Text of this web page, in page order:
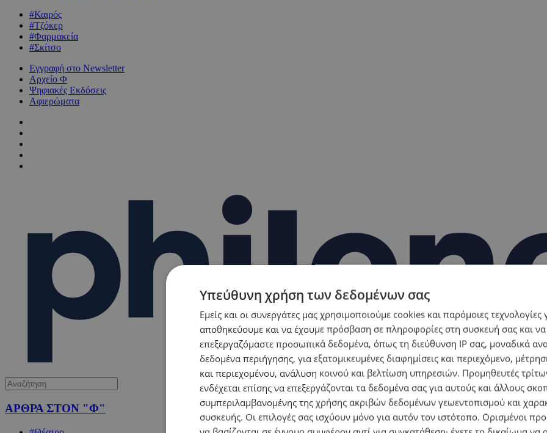
#Καιρός
#Τζόκερ
#Φαρμακεία
#Σκίτσο
Εγγραφή στο Newsletter
Αρχείο Φ
Ψηφιακές Εκδόσεις
Αφιερώματα
ΑΡΘΡΑ ΣΤΟΝ "Φ"
Υπεύθυνη χρήση των δεδομένων σας
Εμείς και οι συνεργάτες μας χρησιμοποιούμε cookies και παρόμοιες τεχνολογίες
αποθηκεύουμε και να έχουμε πρόσβαση σε πληροφορίες στη συσκευή σας και να
επεξεργαζόμαστε προσωπικά δεδομένα, όπως τη διεύθυνση IP σας, μοναδικά
δεδομένα περιήγησης, για εξατομικευμένες διαφημίσεις και περιεχόμενο,
και περιεχομένου, ανάλυση κοινού και βελτίωση υπηρεσιών. Προμηθευτές
ενδέχεται επίσης να επεξεργάζονται τα δεδομένα σας για αυτούς και άλλους
συμπεριλαμβανομένης της χρήσης ακριβών δεδομένων γεωεντοπισμού και
συσκευής. Οι επιλογές σας ισχύουν μόνο για αυτόν τον ιστότοπο. Ορισμένοι